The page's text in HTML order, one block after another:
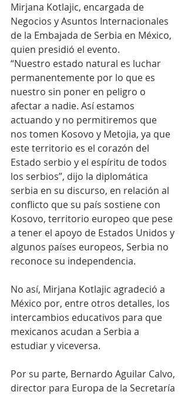
Mirjana Kotlajic, encargada de
Negocios y Asuntos Internacionales
de la Embajada de Serbia en México,
quien presidió el evento.
“Nuestro estado natural es luchar
permanentemente por lo que es
nuestro sin poner en peligro o
afectar a nadie. Así estamos
actuando y no permitiremos que
nos tomen Kosovo y Metojia, ya que
este territorio es el corazón del
Estado serbio y el espíritu de todos
los serbios”, dijo la diplomática
serbia en su discurso, en relación al
conflicto que su país sostiene con
Kosovo, territorio europeo que pese
a tener el apoyo de Estados Unidos y
algunos países europeos, Serbia no
reconoce su independencia.
No así, Mirjana Kotlajic agradeció a
México por, entre otros detalles, los
intercambios educativos para que
mexicanos acudan a Serbia a
estudiar y viceversa.
Por su parte, Bernardo Aguilar Calvo,
director para Europa de la Secretaría